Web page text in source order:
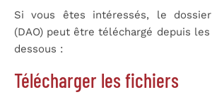
Si vous êtes intéressés, le dossier
(DAO) peut être téléchargé depuis
dessous :
Télécharger les fichiers